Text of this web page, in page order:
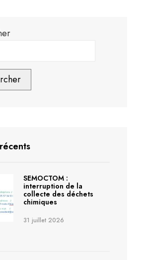
SEMOCTOM :
interruption de la
collecte des déchets
chimiques
31 juillet 2026